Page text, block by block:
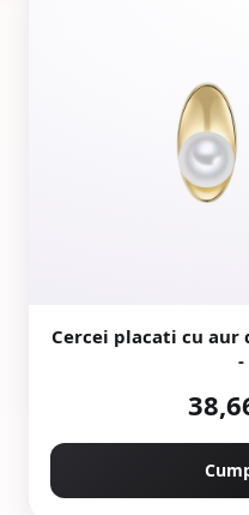
Cercei placati cu aur
-